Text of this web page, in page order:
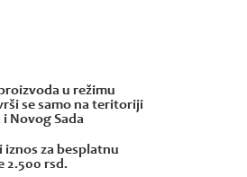
u režimu
se samo na teritoriji
i Novog Sada
za besplatnu
2.500 rsd.